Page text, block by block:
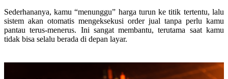
Sederhananya, kamu “menunggu” harga turun ke titik tertentu, lalu
sistem akan otomatis mengeksekusi order jual tanpa perlu kamu
pantau terus-menerus. Ini sangat membantu, terutama saat kamu
tidak bisa selalu berada di depan layar.